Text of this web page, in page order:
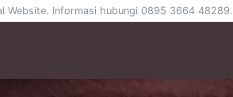
Website. Informasi hubungi 0895 3664 48289.